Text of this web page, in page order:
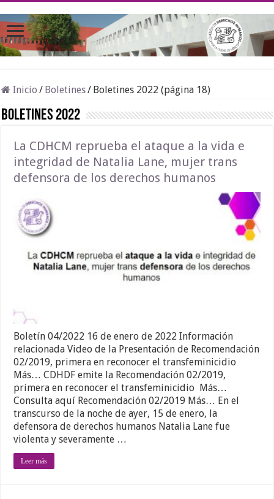
Inicio / Boletines/ Boletines 2022 (página 18)
Boletines 2022
La CDHCM reprueba el ataque a la vida e
integridad de Natalia Lane, mujer trans
defensora de los derechos humanos
Boletín 04/2022 16 de enero de 2022 Información
relacionada Video de la Presentación de Recomendación
02/2019, primera en reconocer el transfeminicidio
Más… CDHDF emite la Recomendación 02/2019,
primera en reconocer el transfeminicidio Más…
Consulta aquí Recomendación 02/2019 Más… En el
transcurso de la noche de ayer, 15 de enero, la
defensora de derechos humanos Natalia Lane fue
violenta y severamente …
Leer más